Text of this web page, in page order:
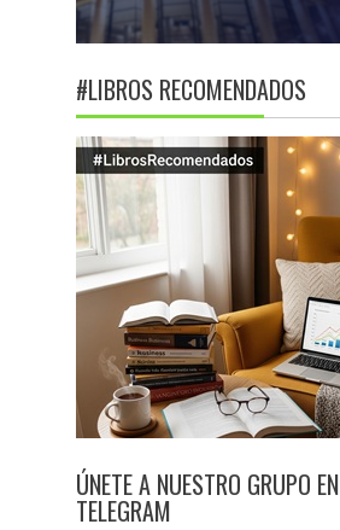
#LIBROS RECOMENDADOS
ÚNETE A NUESTRO GRUPO EN
TELEGRAM